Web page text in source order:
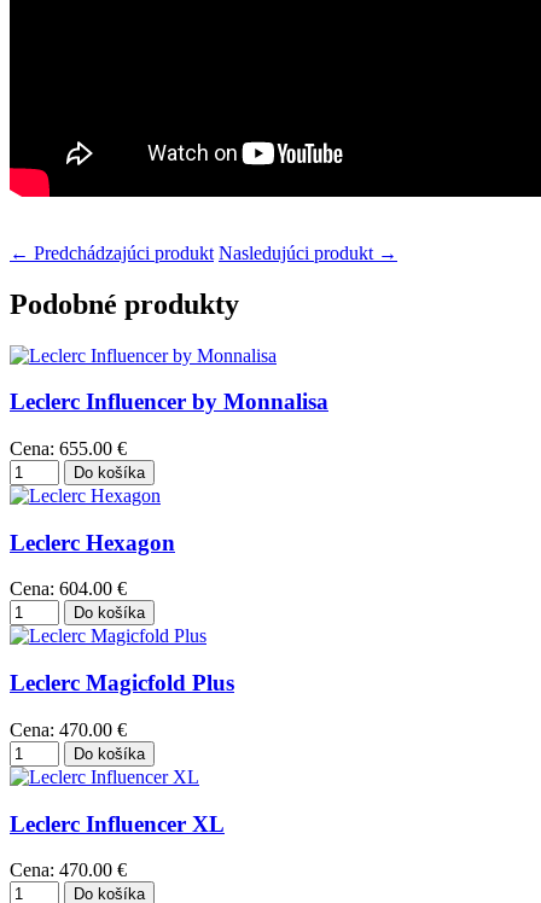
← Predchádzajúci produkt Nasledujúci produkt →
Podobné produkty
Leclerc Influencer by Monnalisa
Cena: 655.00 €
Leclerc Hexagon
Cena: 604.00 €
Leclerc Magicfold Plus
Cena: 470.00 €
Leclerc Influencer XL
Cena: 470.00 €